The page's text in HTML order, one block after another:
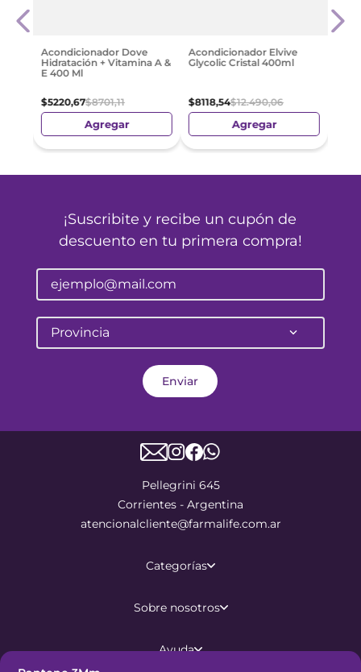
Acondicionador Dove
Hidratación + Vitamina A &
E 400 Ml
$5220,67$8701,11
Agregar
Acondicionador Elvive
Glycolic Cristal 400ml
$8118,54$12.490,06
Agregar
¡Suscribite y recibe un cupón de
descuento en tu primera compra!
Provincia
Enviar
Pellegrini 645
Corrientes - Argentina
atencionalcliente@farmalife.com.ar
Categorías
Sobre nosotros
Ayuda